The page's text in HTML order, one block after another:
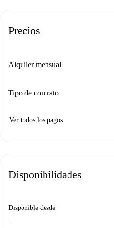
Precios
Alquiler mensual
Tipo de contrato
Ver todos los pagos
Disponibilidades
Disponible desde